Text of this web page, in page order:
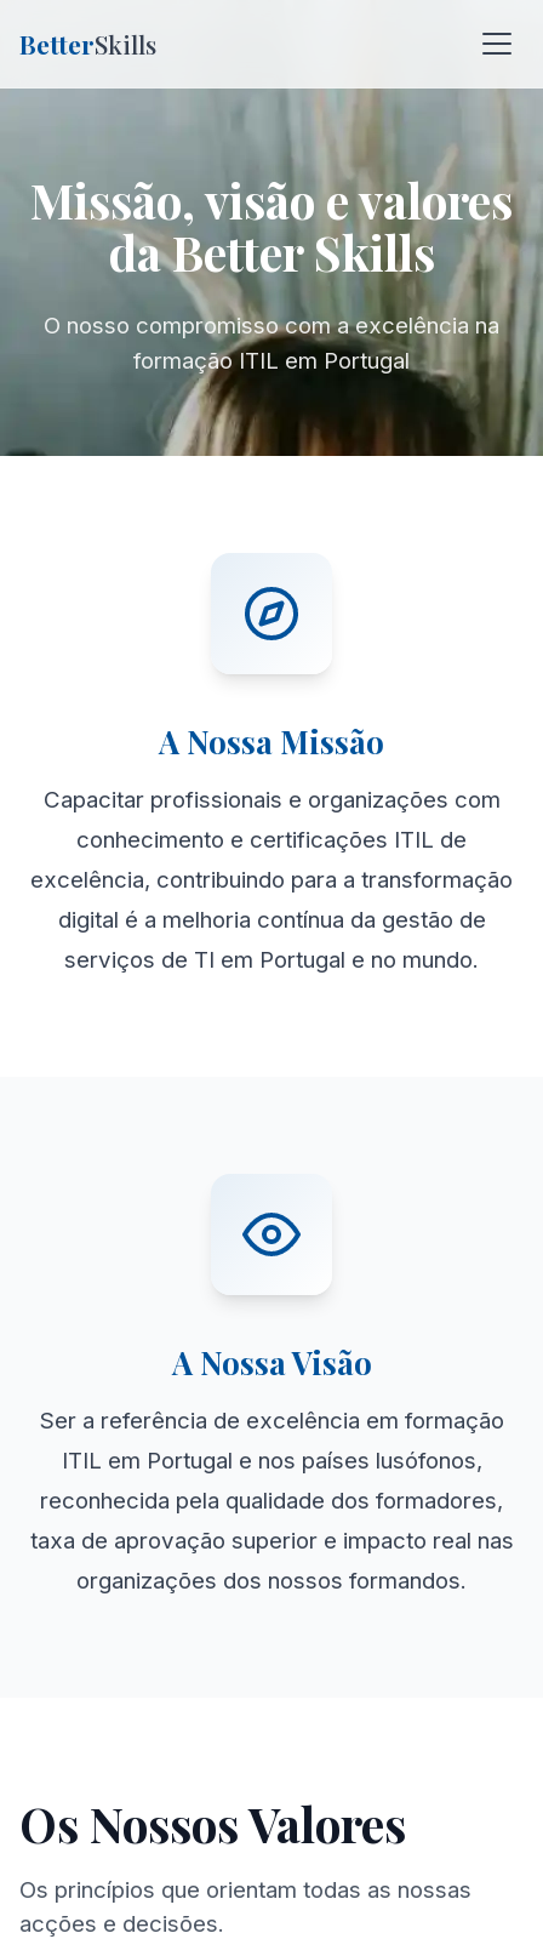
BetterSkills
Missão, visão e valores
da Better Skills
O nosso compromisso com a excelência na
formação ITIL em Portugal
A Nossa Missão
Capacitar profissionais e organizações com
conhecimento e certificações ITIL de
excelência, contribuindo para a transformação
digital é a melhoria contínua da gestão de
serviços de TI em Portugal e no mundo.
A Nossa Visão
Ser a referência de excelência em formação
ITIL em Portugal e nos países lusófonos,
reconhecida pela qualidade dos formadores,
taxa de aprovação superior e impacto real nas
organizações dos nossos formandos.
Os Nossos Valores
Os princípios que orientam todas as nossas
acções e decisões.